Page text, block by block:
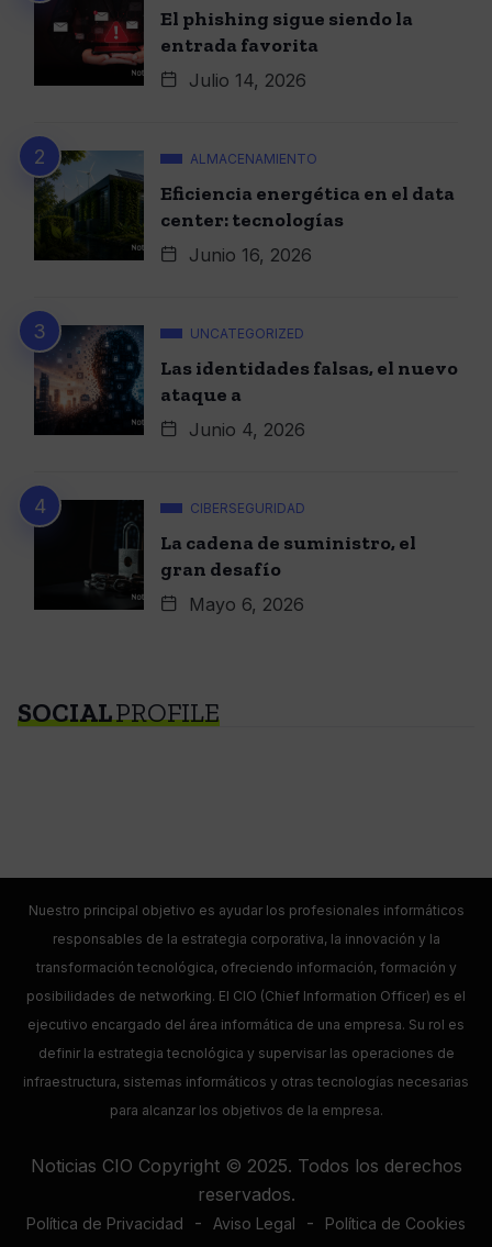
El phishing sigue siendo la
entrada favorita
Julio 14, 2026
ALMACENAMIENTO
Eficiencia energética en el data
center: tecnologías
Junio 16, 2026
UNCATEGORIZED
Las identidades falsas, el nuevo
ataque a
Junio 4, 2026
CIBERSEGURIDAD
La cadena de suministro, el
gran desafío
Mayo 6, 2026
SOCIALPROFILE
Nuestro principal objetivo es ayudar los profesionales informáticos
responsables de la estrategia corporativa, la innovación y la
transformación tecnológica, ofreciendo información, formación y
posibilidades de networking. El CIO (Chief Information Officer) es el
ejecutivo encargado del área informática de una empresa. Su rol es
definir la estrategia tecnológica y supervisar las operaciones de
infraestructura, sistemas informáticos y otras tecnologías necesarias
para alcanzar los objetivos de la empresa.
Noticias CIO Copyright © 2025. Todos los derechos
reservados.
Política de Privacidad - Aviso Legal - Política de Cookies